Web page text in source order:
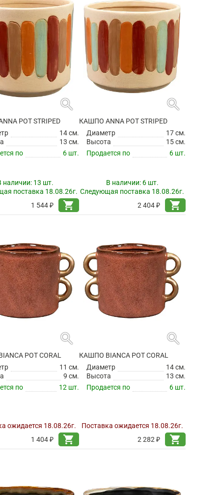
search
POT STRIPED
14 см.
13 см.
по
6 шт.
наличии: 13 шт.
поставка 18.08.26г.
1 544 ₽
shopping_cart
search
КАШПО ANNA POT STRIPED
Диаметр
17 см.
Высота
15 см.
Продается по
6 шт.
В наличии: 6 шт.
Следующая поставка 18.08.26г.
2 404 ₽
shopping_cart
search
POT CORAL
11 см.
9 см.
по
12 шт.
ожидается 18.08.26г.
1 404 ₽
shopping_cart
search
КАШПО BIANCA POT CORAL
Диаметр
14 см.
Высота
13 см.
Продается по
6 шт.
Поставка ожидается 18.08.26г.
2 282 ₽
shopping_cart